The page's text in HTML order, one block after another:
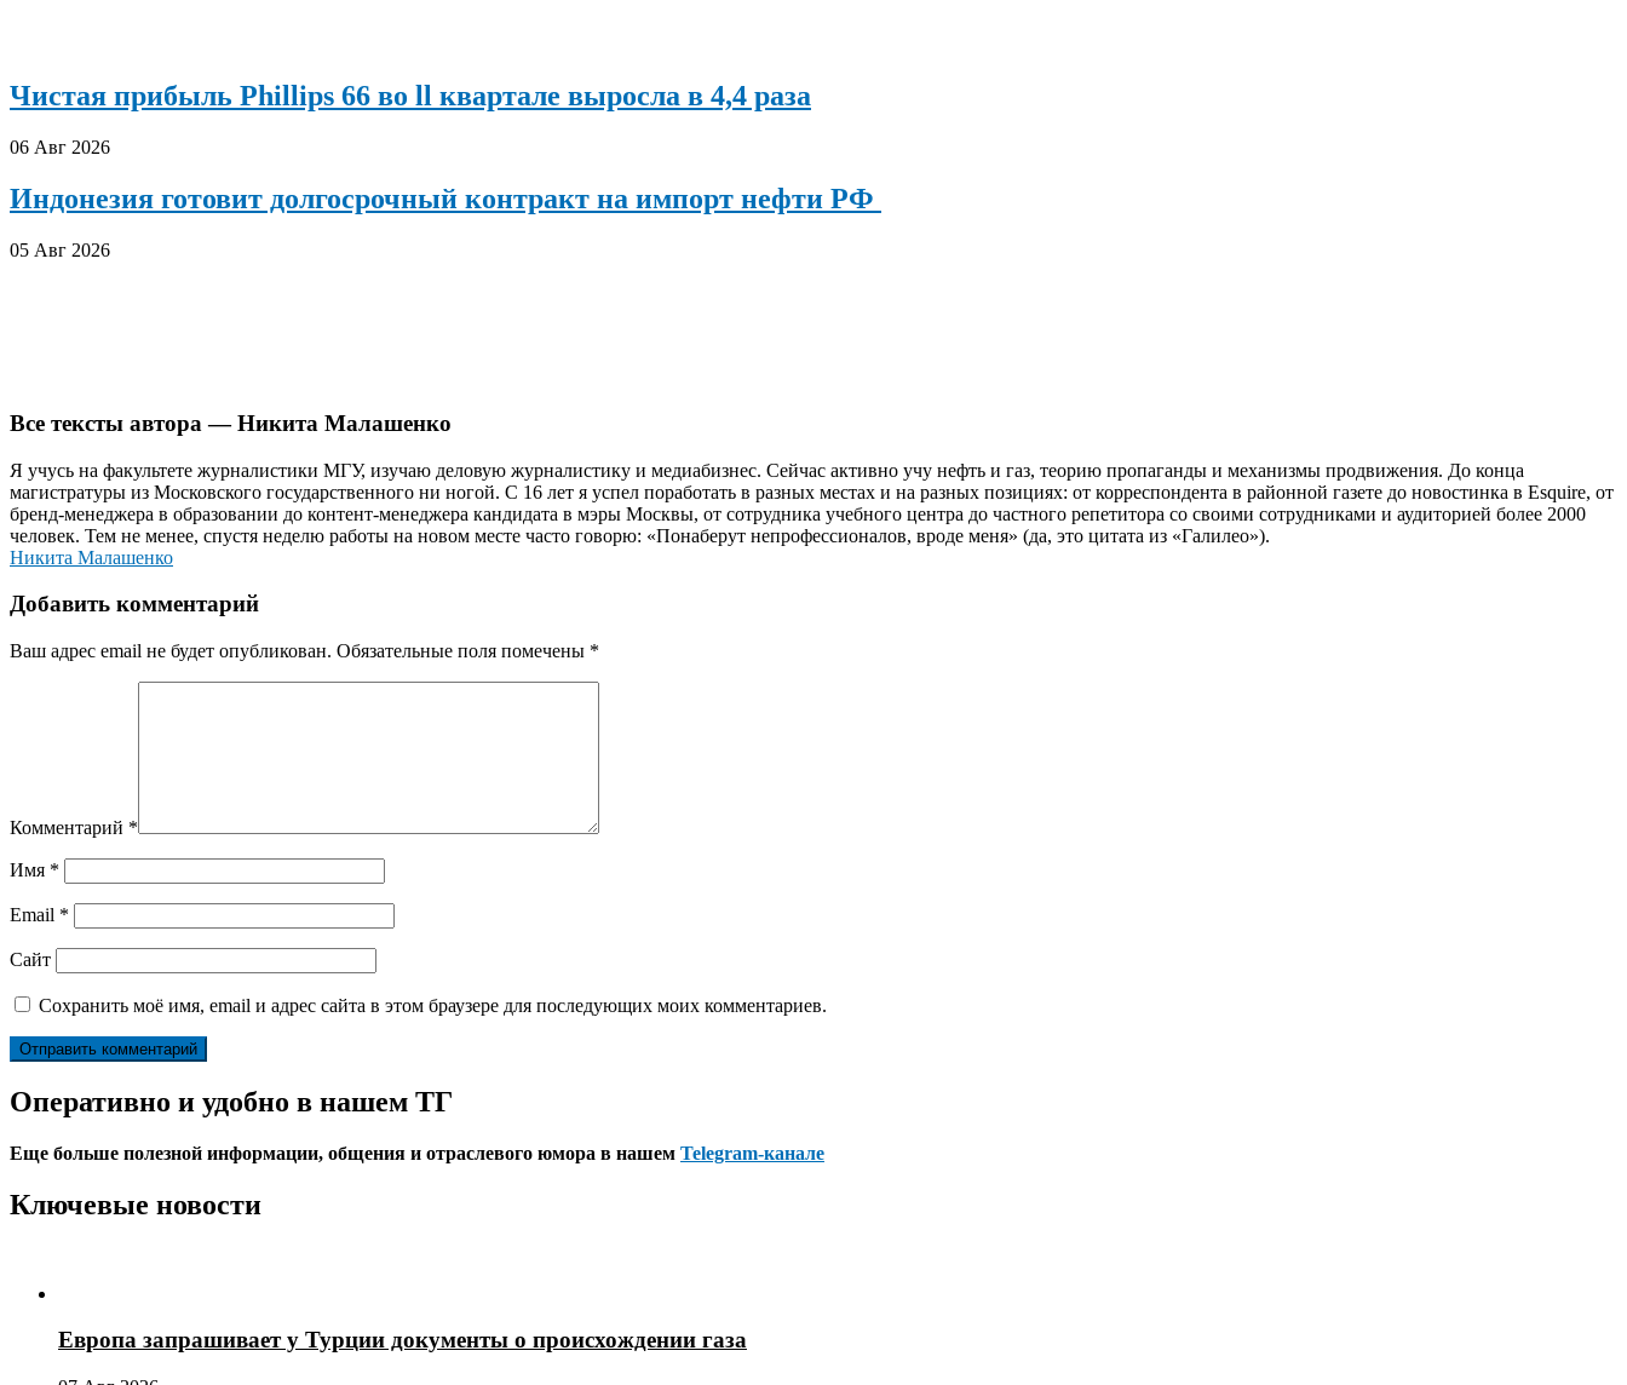
Чистая прибыль Phillips 66 во ll квартале выросла в 4,4 раза
06 Авг 2026
Индонезия готовит долгосрочный контракт на импорт нефти РФ
05 Авг 2026
Все тексты автора — Никита Малашенко
Я учусь на факультете журналистики МГУ, изучаю деловую журналистику и медиабизнес. Сейчас активно учу нефть и газ, теорию пропаганды и механизмы продвижения. До конца
магистратуры из Московского государственного ни ногой. С 16 лет я успел поработать в разных местах и на разных позициях: от корреспондента в районной газете до новостинка в Esquire, от
бренд-менеджера в образовании до контент-менеджера кандидата в мэры Москвы, от сотрудника учебного центра до частного репетитора со своими сотрудниками и аудиторией более 2000
человек. Тем не менее, спустя неделю работы на новом месте часто говорю: «Понаберут непрофессионалов, вроде меня» (да, это цитата из «Галилео»).
Никита Малашенко
Добавить комментарий
Ваш адрес email не будет опубликован. Обязательные поля помечены *
Комментарий *
Имя *
Email *
Сайт
Сохранить моё имя, email и адрес сайта в этом браузере для последующих моих комментариев.
Оперативно и удобно в нашем ТГ
Еще больше полезной информации, общения и отраслевого юмора в нашем Telegram-канале
Ключевые новости
Европа запрашивает у Турции документы о происхождении газа